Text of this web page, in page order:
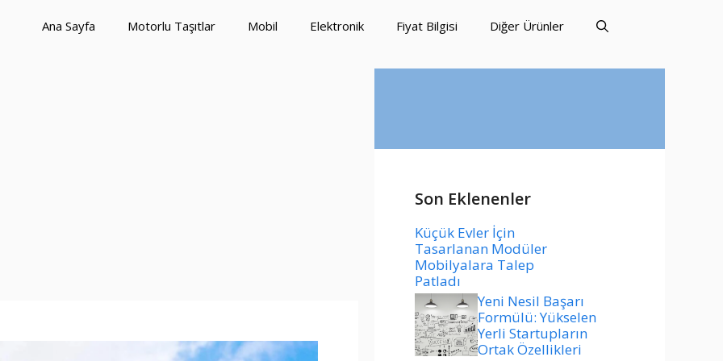
Ana Sayfa Motorlu Taşıtlar Mobil Elektronik Fiyat Bilgisi Diğer Ürünler
Son Eklenenler
Küçük Evler İçin
Tasarlanan Modüler
Mobilyalara Talep
Patladı
Yeni Nesil Başarı
Formülü: Yükselen
Yerli Startupların
Ortak Özellikleri